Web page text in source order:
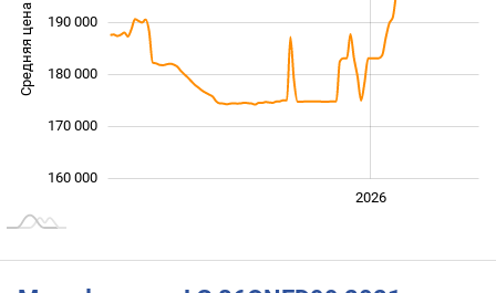
Средняя цена
160 000
170 000
180 000
190 000
2026